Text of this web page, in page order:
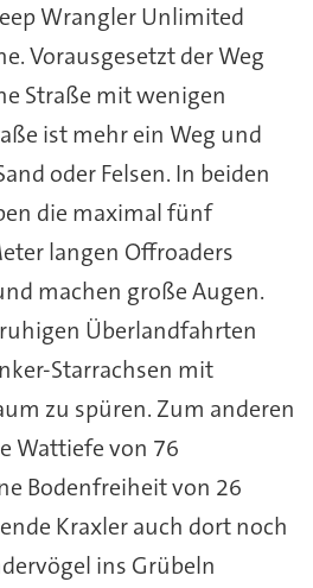
Wrangler Unlimited
Vorausgesetzt der Weg
Straße mit wenigen
ist mehr ein Weg und
oder Felsen. In beiden
die maximal fünf
langen Offroaders
machen große Augen.
Überlandfahrten
Starrachsen mit
zu spüren. Zum anderen
Wattiefe von 76
Bodenfreiheit von 26
Kraxler auch dort noch
ins Grübeln